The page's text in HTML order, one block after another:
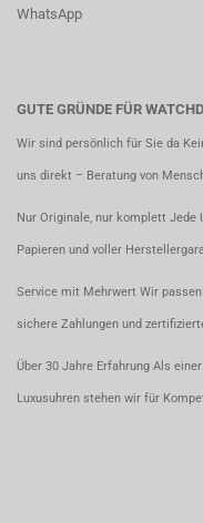
WhatsApp
GUTE GRÜNDE FÜR
Wir sind persönlich für Sie da
uns direkt – Beratung von
Nur Originale, nur komplett Jede
Papieren und voller
Service mit Mehrwert Wir
sichere Zahlungen und
Über 30 Jahre Erfahrung Als
Luxusuhren stehen wir für